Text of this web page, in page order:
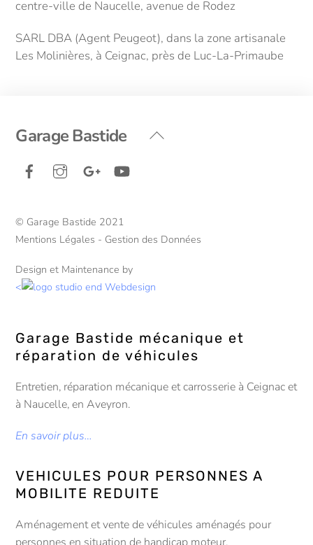
centre-ville de Naucelle, avenue de Rodez
SARL DBA (Agent Peugeot), dans la zone artisanale
Les Molinières, à Ceignac, près de Luc-La-Primaube
Back
Garage Bastide
FacebookInstagramGoogle+
© Garage Bastide 2021
Mentions Légales - Gestion des Données
Design et Maintenance by
<
Garage Bastide mécanique et
réparation de véhicules
Entretien, réparation mécanique et carrosserie à Ceignac et
à Naucelle, en Aveyron.
En savoir plus…
VEHICULES POUR PERSONNES A
MOBILITE REDUITE
Aménagement et vente de véhicules aménagés pour